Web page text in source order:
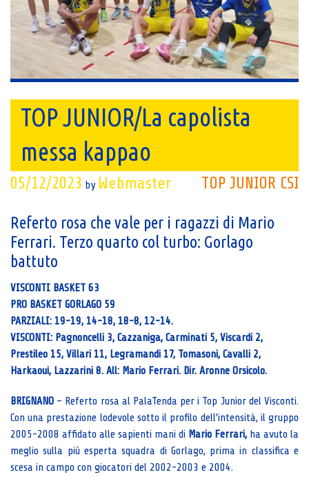
TOP JUNIOR/La capolista
messa kappao
TOP JUNIOR CSI
05/12/2023 by Webmaster
Referto rosa che vale per i ragazzi di Mario
Ferrari. Terzo quarto col turbo: Gorlago
battuto
VISCONTI BASKET 63
PRO BASKET GORLAGO 59
PARZIALI: 19-19, 14-18, 18-8, 12-14.
VISCONTI: Pagnoncelli 3, Cazzaniga, Carminati 5, Viscardi 2,
Prestileo 15, Villari 11, Legramandi 17, Tomasoni, Cavalli 2,
Harkaoui, Lazzarini 8. All: Mario Ferrari. Dir. Aronne Orsicolo.
BRIGNANO – Referto rosa al PalaTenda per i Top Junior del Visconti.
Con una prestazione lodevole sotto il profilo dell’intensità, il gruppo
2005-2008 affidato alle sapienti mani di Mario Ferrari, ha avuto la
meglio sulla più esperta squadra di Gorlago, prima in classifica e
scesa in campo con giocatori del 2002-2003 e 2004.